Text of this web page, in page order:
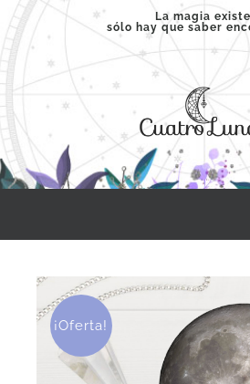
Saltar
contenido
La magia
sólo hay que saber
SERVICIOS
¡Oferta!